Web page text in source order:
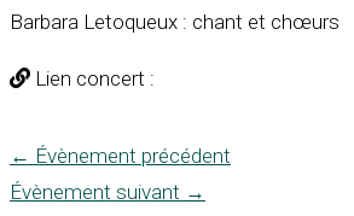
Barbara Letoqueux : chant et chœurs
Lien concert :
← Évènement précédent
Évènement suivant →